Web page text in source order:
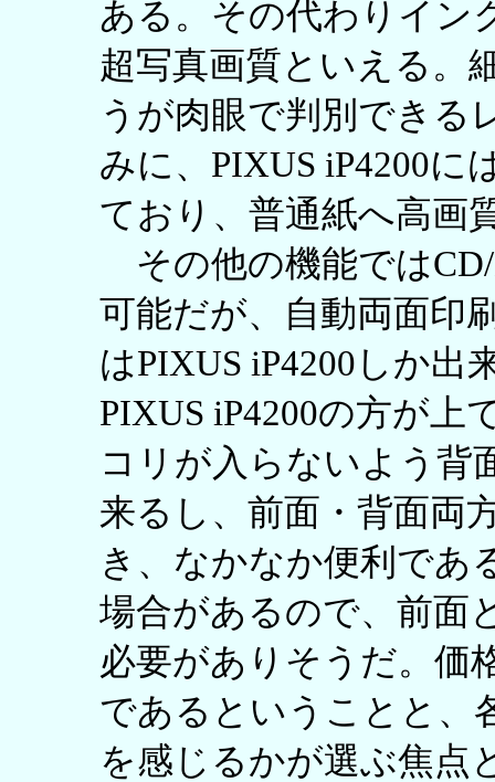
ある。その代わりイン
超写真画質といえる。
うが肉眼で判別できる
みに、PIXUS iP4200に
ており、普通紙へ高画
その他の機能では
可能だが、自動両面印
はPIXUS iP4200しか出
PIXUS iP4200の方が上
コリが入らないよう背
来るし、前面・背面両
き、なかなか便利であ
場合があるので、前面
必要がありそうだ。価
であるということと、
を感じるかが選ぶ焦点